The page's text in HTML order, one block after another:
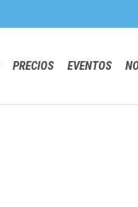
PRECIOS EVENTOS